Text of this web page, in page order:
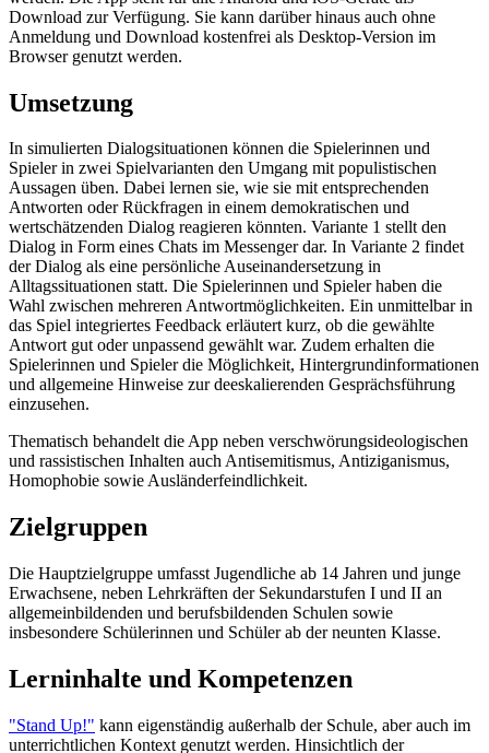
Download zur Verfügung. Sie kann darüber hinaus auch ohne
Anmeldung und Download kostenfrei als Desktop-Version im
Browser genutzt werden.
Umsetzung
In simulierten Dialogsituationen können die Spielerinnen und
Spieler in zwei Spielvarianten den Umgang mit populistischen
Aussagen üben. Dabei lernen sie, wie sie mit entsprechenden
Antworten oder Rückfragen in einem demokratischen und
wertschätzenden Dialog reagieren könnten. Variante 1 stellt den
Dialog in Form eines Chats im Messenger dar. In Variante 2 findet
der Dialog als eine persönliche Auseinandersetzung in
Alltagssituationen statt. Die Spielerinnen und Spieler haben die
Wahl zwischen mehreren Antwortmöglichkeiten. Ein unmittelbar in
das Spiel integriertes Feedback erläutert kurz, ob die gewählte
Antwort gut oder unpassend gewählt war. Zudem erhalten die
Spielerinnen und Spieler die Möglichkeit, Hintergrundinformationen
und allgemeine Hinweise zur deeskalierenden Gesprächsführung
einzusehen.
Thematisch behandelt die App neben verschwörungsideologischen
und rassistischen Inhalten auch Antisemitismus, Antiziganismus,
Homophobie sowie Ausländerfeindlichkeit.
Zielgruppen
Die Hauptzielgruppe umfasst Jugendliche ab 14 Jahren und junge
Erwachsene, neben Lehrkräften der Sekundarstufen I und II an
allgemeinbildenden und berufsbildenden Schulen sowie
insbesondere Schülerinnen und Schüler ab der neunten Klasse.
Lerninhalte und Kompetenzen
"Stand Up!" kann eigenständig außerhalb der Schule, aber auch im
unterrichtlichen Kontext genutzt werden. Hinsichtlich der